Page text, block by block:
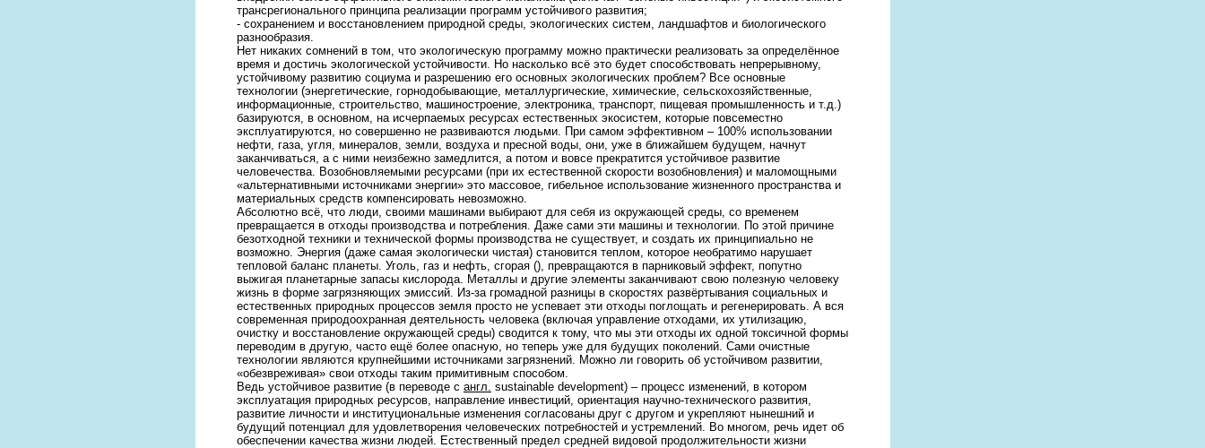
трансрегионального принципа реализации программ устойчивого развития;
- сохранением и восстановлением природной среды, экологических систем, ландшафтов и биологического
разнообразия.
Нет никаких сомнений в том, что экологическую программу можно практически реализовать за определённое
время и достичь экологической устойчивости. Но насколько всё это будет способствовать непрерывному,
устойчивому развитию социума и разрешению его основных экологических проблем? Все основные
технологии (энергетические, горнодобывающие, металлургические, химические, сельскохозяйственные,
информационные, строительство, машиностроение, электроника, транспорт, пищевая промышленность и т.д.)
базируются, в основном, на исчерпаемых ресурсах естественных экосистем, которые повсеместно
эксплуатируются, но совершенно не развиваются людьми. При самом эффективном – 100% использовании
нефти, газа, угля, минералов, земли, воздуха и пресной воды, они, уже в ближайшем будущем, начнут
заканчиваться, а с ними неизбежно замедлится, а потом и вовсе прекратится устойчивое развитие
человечества. Возобновляемыми ресурсами (при их естественной скорости возобновления) и маломощными
«альтернативными источниками энергии» это массовое, гибельное использование жизненного пространства и
материальных средств компенсировать невозможно.
Абсолютно всё, что люди, своими машинами выбирают для себя из окружающей среды, со временем
превращается в отходы производства и потребления. Даже сами эти машины и технологии. По этой причине
безотходной техники и технической формы производства не существует, и создать их принципиально не
возможно. Энергия (даже самая экологически чистая) становится теплом, которое необратимо нарушает
тепловой баланс планеты. Уголь, газ и нефть, сгорая (), превращаются в парниковый эффект, попутно
выжигая планетарные запасы кислорода. Металлы и другие элементы заканчивают свою полезную человеку
жизнь в форме загрязняющих эмиссий. Из-за громадной разницы в скоростях развёртывания социальных и
естественных природных процессов земля просто не успевает эти отходы поглощать и регенерировать. А вся
современная природоохранная деятельность человека (включая управление отходами, их утилизацию,
очистку и восстановление окружающей среды) сводится к тому, что мы эти отходы их одной токсичной формы
переводим в другую, часто ещё более опасную, но теперь уже для будущих поколений. Сами очистные
технологии являются крупнейшими источниками загрязнений. Можно ли говорить об устойчивом развитии,
«обезвреживая» свои отходы таким примитивным способом.
Ведь устойчивое развитие (в переводе с англ. sustainable development) – процесс изменений, в котором
эксплуатация природных ресурсов, направление инвестиций, ориентация научно-технического развития,
развитие личности и институциональные изменения согласованы друг с другом и укрепляют нынешний и
будущий потенциал для удовлетворения человеческих потребностей и устремлений. Во многом, речь идет об
обеспечении качества жизни людей. Естественный предел средней видовой продолжительности жизни